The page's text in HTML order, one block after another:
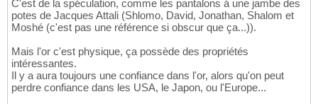
C'est de la spéculation, comme les pantalons à une jambe des
potes de Jacques Attali (Shlomo, David, Jonathan, Shalom et
Moshé (c'est pas une référence si obscur que ça...)).
Mais l'or c'est physique, ça possède des propriétés
intéressantes.
Il y a aura toujours une confiance dans l'or, alors qu'on peut
perdre confiance dans les USA, le Japon, ou l'Europe...